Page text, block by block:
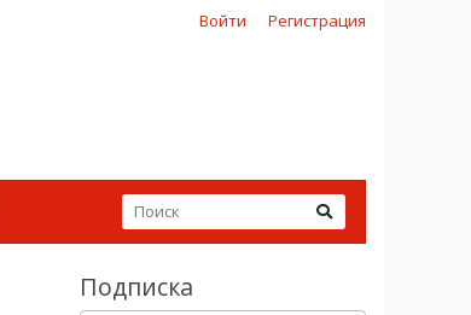
Войти Регистрация
Подписка